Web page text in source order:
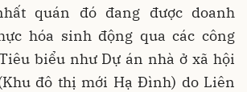
quán đó đang được doanh
hóa sinh động qua các công
biểu như Dự án nhà ở xã hội
đô thị mới Hạ Đình) do Liên